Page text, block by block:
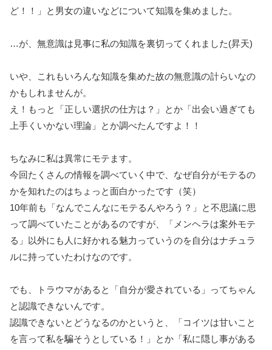
ど！！」と男女の違いなどについて知識を集めました。
…が、無意識は見事に私の知識を裏切ってくれました(昇天)
いや、これもいろんな知識を集めた故の無意識の計らいなの
かもしれませんが。
え！もっと「正しい選択の仕方は？」とか「出会い過ぎても
上手くいかない理論」とか調べたんですよ！！
ちなみに私は異常にモテます。
今回たくさんの情報を調べていく中で、なぜ自分がモテるの
かを知れたのはちょっと面白かったです（笑）
10年前も「なんでこんなにモテるんやろう？」と不思議に思
って調べていたことがあるのですが、「メンヘラは案外モテ
る」以外にも人に好かれる魅力っていうのを自分はナチュラ
ルに持っていたわけなのです。
でも、トラウマがあると「自分が愛されている」ってちゃん
と認識できないんです。
認識できないとどうなるのかというと、「コイツは甘いこと
を言って私を騙そうとしている！」とか「私に隠し事がある